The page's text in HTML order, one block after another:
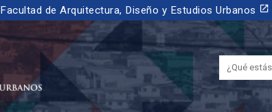
Facultad de Arquitectura, Diseño y Estudios Urbanos launch